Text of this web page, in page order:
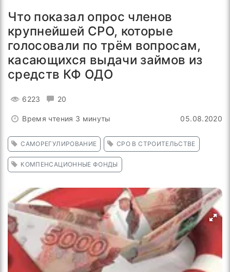
Что показал опрос членов
крупнейшей СРО, которые
голосовали по трём вопросам,
касающихся выдачи займов из
средств КФ ОДО
6223 20
Время чтения 3 минуты 05.08.2020
САМОРЕГУЛИРОВАНИЕ СРО В СТРОИТЕЛЬСТВЕ
КОМПЕНСАЦИОННЫЕ ФОНДЫ